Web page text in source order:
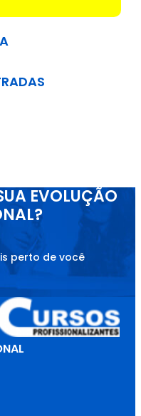
EVOLUÇÃO
perto de você